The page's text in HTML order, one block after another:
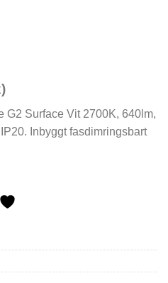
G2 Surface Vit 2700K, 640lm,
Inbyggt fasdimringsbart